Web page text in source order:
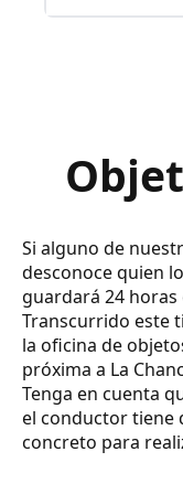
Si alguno de
desconoce quien
guardará 24
Transcurrido este
la oficina de
próxima a La
Tenga en cuenta
el conductor tiene
concreto para